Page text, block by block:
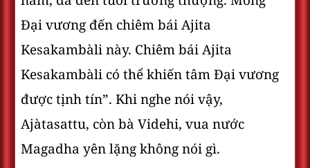
Ðại vương đến chiêm bái Ajita
Kesakambàli này. Chiêm bái Ajita
Kesakambàli có thể khiến tâm Ðại vương
được tịnh tín”. Khi nghe nói vậy,
Ajàtasattu, còn bà Videhi, vua nước
Magadha yên lặng không nói gì.